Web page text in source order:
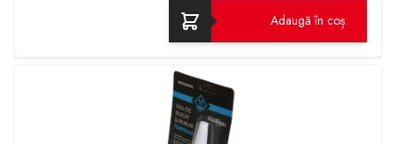
Adaugă în coș